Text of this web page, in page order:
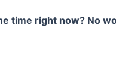
time right now? No